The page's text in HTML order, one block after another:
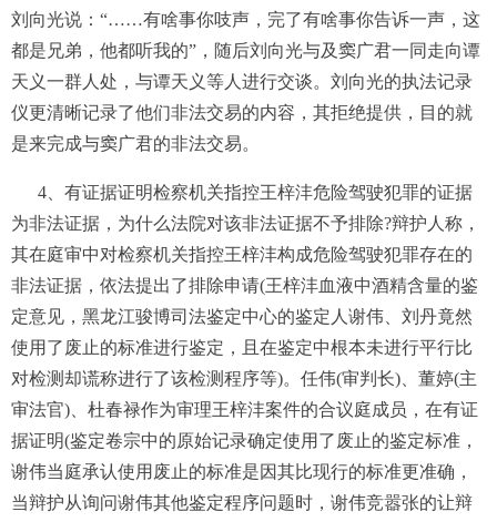
刘向光说：“……有啥事你吱声，完了有啥事你告诉一声，这
都是兄弟，他都听我的”，随后刘向光与及窦广君一同走向谭
天义一群人处，与谭天义等人进行交谈。刘向光的执法记录
仪更清晰记录了他们非法交易的内容，其拒绝提供，目的就
是来完成与窦广君的非法交易。
4、有证据证明检察机关指控王梓沣危险驾驶犯罪的证据
为非法证据，为什么法院对该非法证据不予排除?辩护人称，
其在庭审中对检察机关指控王梓沣构成危险驾驶犯罪存在的
非法证据，依法提出了排除申请(王梓沣血液中酒精含量的鉴
定意见，黑龙江骏博司法鉴定中心的鉴定人谢伟、刘丹竟然
使用了废止的标准进行鉴定，且在鉴定中根本未进行平行比
对检测却谎称进行了该检测程序等)。任伟(审判长)、董婷(主
审法官)、杜春禄作为审理王梓沣案件的合议庭成员，在有证
据证明(鉴定卷宗中的原始记录确定使用了废止的鉴定标准，
谢伟当庭承认使用废止的标准是因其比现行的标准更准确，
当辩护从询问谢伟其他鉴定程序问题时，谢伟竞嚣张的让辩